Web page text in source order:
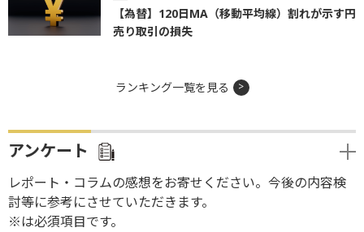
【為替】120日MA（移動平均線）割れが示す円
売り取引の損失
ランキング一覧を見る
アンケート
レポート・コラムの感想をお寄せください。今後の内容検
討等に参考にさせていただきます。
※は必須項目です。